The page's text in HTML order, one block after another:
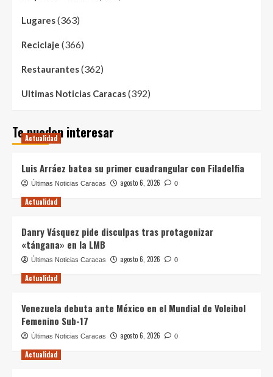
Lugares(363)
Reciclaje (366)
Restaurantes(362)
Ultimas Noticias Caracas(392)
Te pueden interesar
Actualidad
Luis Arráez batea su primer cuadrangular con Filadelfia
Últimas Noticias Caracas agosto 6, 2026 0
Actualidad
Danry Vásquez pide disculpas tras protagonizar
«tángana» en la LMB
Últimas Noticias Caracas agosto 6, 2026 0
Actualidad
Venezuela debuta ante México en el Mundial de Voleibol
Femenino Sub-17
Últimas Noticias Caracas agosto 6, 2026 0
Actualidad